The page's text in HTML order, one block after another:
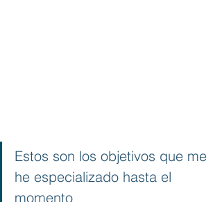
Estos son los objetivos que me
he especializado hasta el
momento